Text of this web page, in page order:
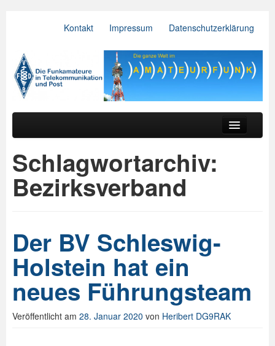
Kontakt Impressum Datenschutzerklärung
VFDB e.V.
Hauptmenü
Der Verein
Referate
Relais
Downloads
Spenden
Login
Schlagwortarchiv:
Bezirksverband
Der BV Schleswig-
Holstein hat ein
neues Führungsteam
Veröffentlicht am 28. Januar 2020 von Heribert DG9RAK